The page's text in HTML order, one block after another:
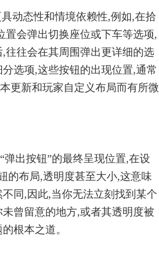
动态性和情境依赖性,例如,在拾
会弹出切换座位或下车等选项,
往往会在其周围弹出更详细的选
选项,这些按钮的出现位置,通常
更新和玩家自定义布局而有所微
出按钮”的最终呈现位置,在设
的布局,透明度甚至大小,这意味
同,因此,当你无法立刻找到某个
曾留意的地方,或者其透明度被
根本之道。